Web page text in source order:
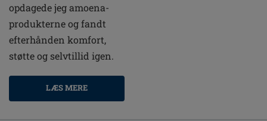
opdagede jeg amoena-
produkterne og fandt
efterhånden komfort,
støtte og selvtillid igen.
LÆS MERE